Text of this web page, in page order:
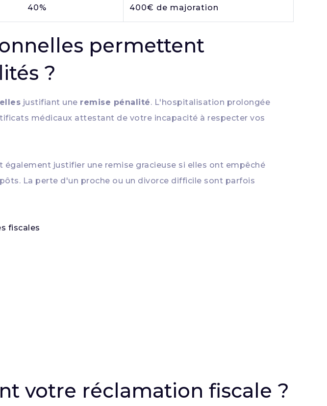
40% 400€ de majoration
permettent
?
justifiant une remise pénalité. L'hospitalisation prolongée
médicaux attestant de votre incapacité à respecter vos
justifier une remise gracieuse si elles ont empêché
La perte d'un proche ou un divorce difficile sont parfois
fiscales
votre réclamation fiscale ?